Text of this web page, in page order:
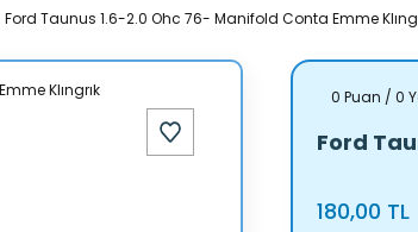
Ford Taunus 1.6-2.0 Ohc 76- Manifold Conta Emme
0 Puan / 0
Ford
180,00 TL